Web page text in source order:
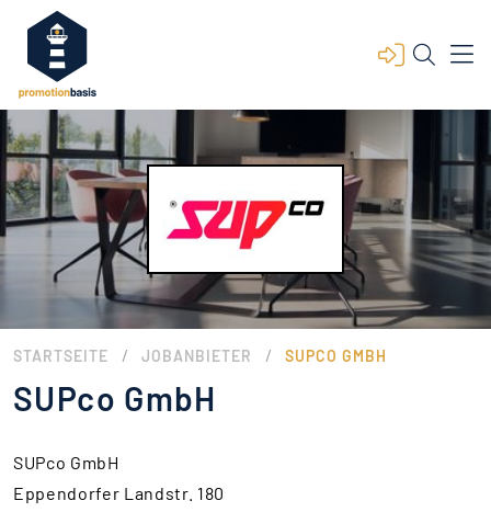
STARTSEITE / JOBANBIETER / SUPCO GMBH
SUPco GmbH
SUPco GmbH
Eppendorfer Landstr. 180